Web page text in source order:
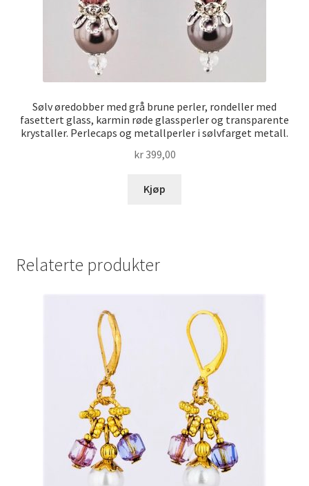
Sølv øredobber med grå brune perler, rondeller med
fasettert glass, karmin røde glassperler og transparente
krystaller. Perlecaps og metallperler i sølvfarget metall.
kr399,00
Kjøp
Relaterte produkter